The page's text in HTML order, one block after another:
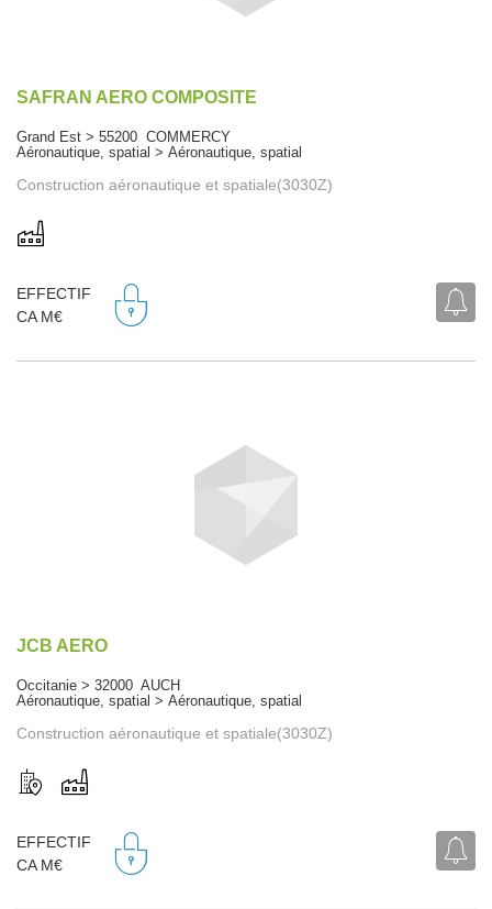
SAFRAN AERO COMPOSITE
Grand Est > 55200 COMMERCY
Aéronautique, spatial > Aéronautique, spatial
Construction aéronautique et spatiale(3030Z)
EFFECTIF
CA M€
JCB AERO
Occitanie > 32000 AUCH
Aéronautique, spatial > Aéronautique, spatial
Construction aéronautique et spatiale(3030Z)
EFFECTIF
CA M€